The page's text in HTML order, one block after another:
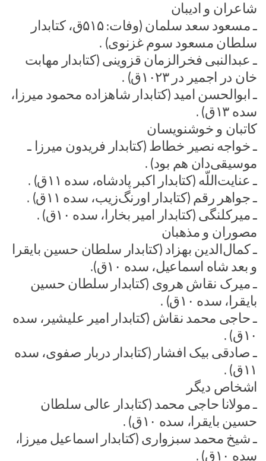
شاعران و ادیبان
ـ مسعود سعد سلمان (وفات: ۵۱۵ق، کتابدار
سلطان مسعود سوم غزنوی) .
ـ عبدالنبی فخرالزمان قزوینی (کتابدار مهابت
خان در اجمیر در ۱۰۲۳ق) .
ـ ابوالحسن امید (کتابدار شاهزاده محمود میرزا،
سده ۱۳ق) .
کاتبان و خوشنویسان
ـ خواجه نصیر خطاط (کتابدار فریدون میرزا ـ
موسیقی‌دان هم بود) .
ـ عنایت‌اللّه (کتابدار اکبر پادشاه، سده ۱۱ق) .
ـ جواهر رقم (کتابدار اورنگ‌زیب، سده ۱۱ق) .
ـ میرکلنگی (کتابدار امیر بخارا، سده ۱۰ق) .
مصوران و مذهبان
ـ کمال‌الدین بهزاد (کتابدار سلطان حسین بایقرا
و بعد شاه اسماعیل، سده ۱۰ق).
ـ میرک نقاش هروی (کتابدار سلطان حسین
بایقرا، سده ۱۰ق) .
ـ حاجی محمد نقاش (کتابدار امیر علیشیر، سده
۱۰ق) .
ـ صادقی بیک افشار (کتابدار دربار صفوی، سده
۱۱ق) .
اشخاص دیگر
ـ مولانا حاجی محمد (کتابدار عالی سلطان
حسین بایقرا، سده ۱۰ق) .
ـ شیخ محمد سبزواری (کتابدار اسماعیل میرزا،
سده ۱۰ق) .